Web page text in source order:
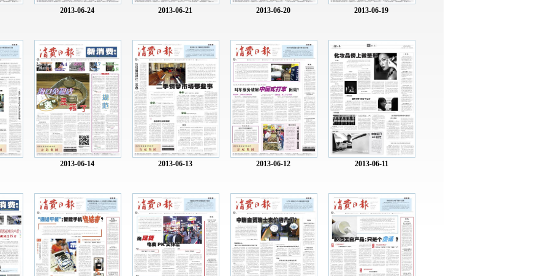
2013-06-24 2013-06-21 2013-06-20 2013-06-19
2013-06-14 2013-06-13 2013-06-12 2013-06-11